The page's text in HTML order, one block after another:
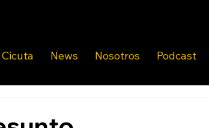
Cicuta News Nosotros Podcast